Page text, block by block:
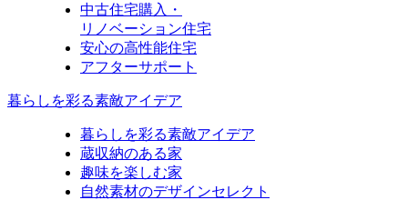
中古住宅購入・
リノベーション住宅
安心の高性能住宅
アフターサポート
暮らしを彩る素敵アイデア
暮らしを彩る素敵アイデア
蔵収納のある家
趣味を楽しむ家
自然素材のデザインセレクト